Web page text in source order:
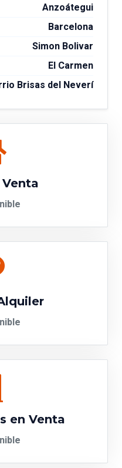
Anzoátegui
Barcelona
Simon Bolivar
El Carmen
Brisas del Neverí
Venta
en Venta